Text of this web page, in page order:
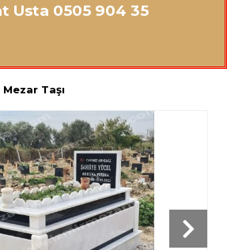
Usta 0505 904 35
Taşı